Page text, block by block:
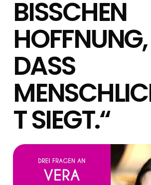
BISSCHEN
HOFFNUNG,
DASS
T SIEGT.“